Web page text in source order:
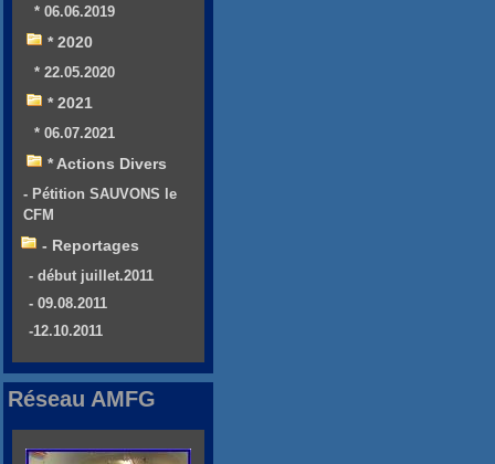
* 06.06.2019
* 2020
* 22.05.2020
* 2021
* 06.07.2021
* Actions Divers
- Pétition SAUVONS le
CFM
- Reportages
- début juillet.2011
- 09.08.2011
-12.10.2011
Réseau AMFG